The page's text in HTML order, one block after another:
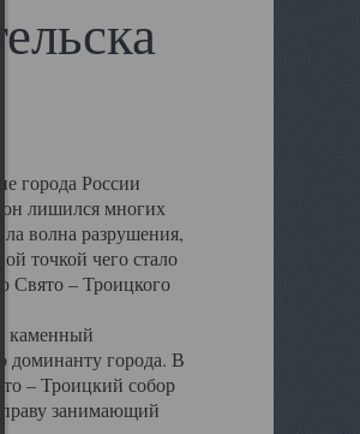
города России
он лишился многих
волна разрушения,
точкой чего стало
Свято – Троицкого
доминанту города. В
– Троицкий собор
занимающий